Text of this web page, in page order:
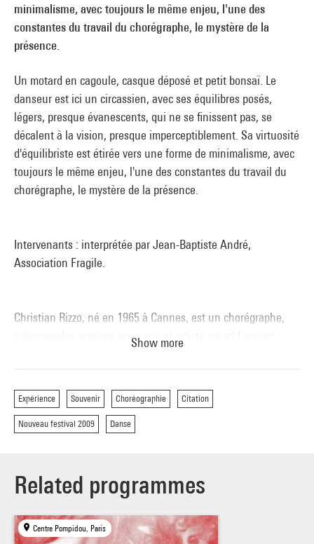
minimalisme, avec toujours le même enjeu, l'une des
constantes du travail du chorégraphe, le mystère de la
présence.
Un motard en cagoule, casque déposé et petit bonsaï. Le
danseur est ici un circassien, avec ses équilibres posés,
légers, presque évanescents, qui ne se finissent pas, se
décalent à la vision, presque imperceptiblement. Sa virtuosité
d'équilibriste est étirée vers une forme de minimalisme, avec
toujours le même enjeu, l'une des constantes du travail du
chorégraphe, le mystère de la présence.
Intervenants : interprétée par Jean-Baptiste André,
Association Fragile.
Christian Rizzo, né en 1965 à Cannes, est un chorégraphe,
scénographe, metteur en scène et artiste visuel français.
Show more
Expérience Souvenir Choréographie Citation
Nouveau festival 2009 Danse
Related programmes
Centre Pompidou, Paris